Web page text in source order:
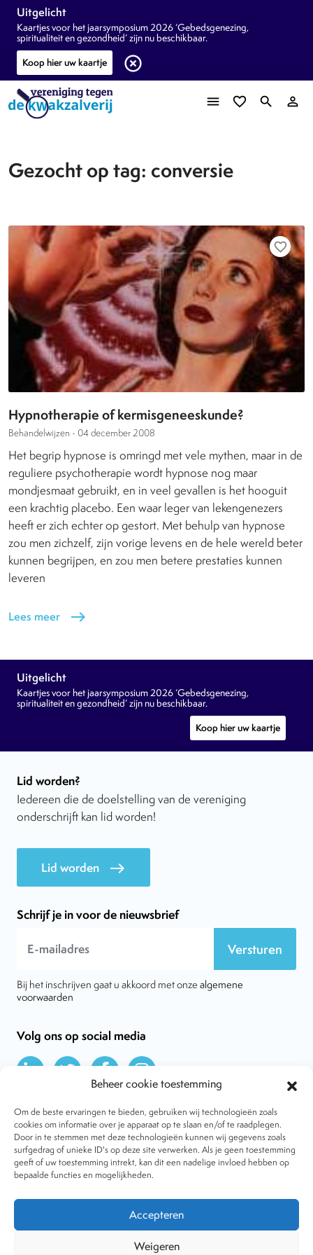
Beheer cookie toestemming
Om de beste ervaringen te bieden, gebruiken wij technologieën zoals
cookies om informatie over je apparaat op te slaan en/of te raadplegen.
Door in te stemmen met deze technologieën kunnen wij gegevens zoals
surfgedrag of unieke ID's op deze site verwerken. Als je geen toestemming
geeft of uw toestemming intrekt, kan dit een nadelige invloed hebben op
bepaalde functies en mogelijkheden.
Accepteren
Weigeren
Uitgelicht
Kaartjes voor het jaarsymposium 2026 ‘Gebedsgenezing,
spiritualiteit en gezondheid’ zijn nu beschikbaar.
Koop hier uw kaartje
highlight_off
menu favorite_border search person_outline
Gezocht op tag: conversie
favorite_border
Hypnotherapie of kermisgeneeskunde?
Behandelwijzen - 04 december 2008
Het begrip hypnose is omringd met vele mythen, maar in de
reguliere psychotherapie wordt hypnose nog maar
mondjesmaat gebruikt, en in veel gevallen is het hooguit
een krachtig placebo. Een waar leger van lekengenezers
heeft er zich echter op gestort. Met behulp van hypnose
zou men zichzelf, zijn vorige levens en de hele wereld beter
kunnen begrijpen, en zou men betere prestaties kunnen
leveren
Lees meer east
Uitgelicht
Kaartjes voor het jaarsymposium 2026 ‘Gebedsgenezing,
spiritualiteit en gezondheid’ zijn nu beschikbaar.
Koop hier uw kaartje
Lid worden?
Iedereen die de doelstelling van de vereniging
onderschrijft kan lid worden!
Lid worden east
Schrijf je in voor de nieuwsbrief
Versturen
Bij het inschrijven gaat u akkoord met onze algemene
voorwaarden
Volg ons op social media
Over VtdK
Contact
Nieuws
Behandelwijzen
Dossiers
Tijdschrift